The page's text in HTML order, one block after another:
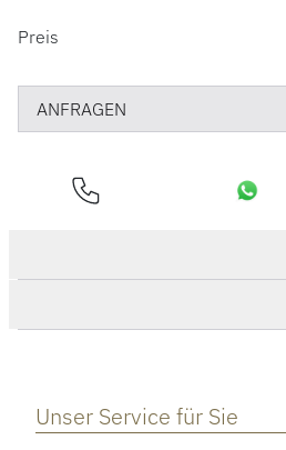
PREISINFORMATIONEN
Preis
ANFRAGEN
Unser Service für Sie